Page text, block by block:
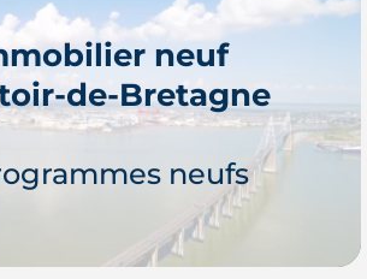
Je découvre
neuf
de-Bretagne
neufs